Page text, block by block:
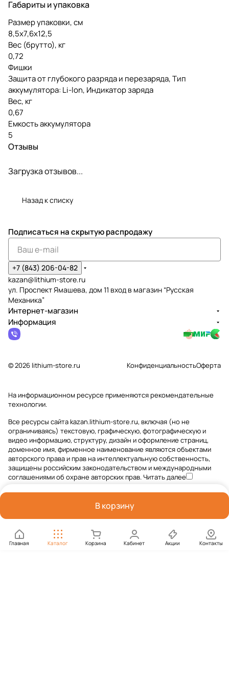
Габариты и упаковка
Размер упаковки, см
8,5x7,6x12,5
Вес (брутто), кг
0,72
Фишки
Защита от глубокого разряда и перезаряда, Тип
аккумулятора: Li-lon, Индикатор заряда
Вес, кг
0,67
Емкость аккумулятора
5
Отзывы
Загрузка отзывов...
Назад к списку
В корзину
Главная Каталог Корзина Кабинет Акции Контакты
Подписаться на скрытую распродажу
+7 (843) 206-04-82
kazan@lithium-store.ru
ул. Проспект Ямашева, дом 11 вход в магазин “Русская
Механика”
Интернет-магазин
Информация
© 2026 lithium-store.ru КонфиденциальностьОферта
На информационном ресурсе применяютсярекомендательные
технологии.
Все ресурсы сайта kazan.lithium-store.ru, включая (но не
ограничиваясь) текстовую, графическую, фотографическую и
видео информацию, структуру, дизайн и оформление страниц,
доменное имя, фирменное наименование являются объектами
авторского права и прав на интеллектуальную собственность,
защищены российским законодательством и международными
соглашениями об охране авторских прав.Читать далее